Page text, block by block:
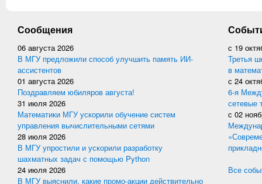
Сообщения
06 августа 2026
В МГУ предложили способ улучшить память ИИ-
ассистентов
01 августа 2026
Поздравляем юбиляров августа!
31 июля 2026
Математики МГУ ускорили обучение систем
управления вычислительными сетями
28 июля 2026
В МГУ упростили и ускорили разработку
шахматных задач с помощью Python
24 июля 2026
В МГУ выяснили, какие промо-акции действительно
с 19
Третья
в
с 24
6-я
сетевые
с 02
Все